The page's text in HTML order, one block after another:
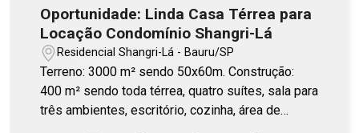
Oportunidade: Linda Casa Térrea para
Locação Condomínio Shangri-Lá
Residencial Shangri-Lá - Bauru/SP
Terreno: 3000 m² sendo 50x60m. Construção:
400 m² sendo toda térrea, quatro suítes, sala para
três ambientes, escritório, cozinha, área de